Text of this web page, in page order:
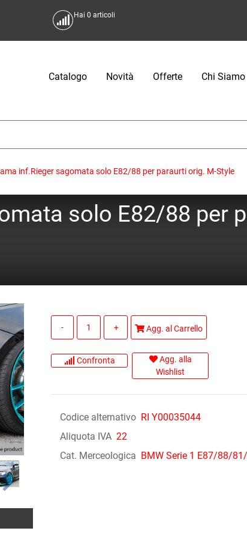
Hai0 articoli
Catalogo Novità Offerte Chi Siamo
inf.Rieger sagomata solo E82/88 per paraurti orig. M-Style
solo E82/88 per
Quantità
Agg. al Carrello
Confronta
Agg. alla
Wishlist
Codice alternativo RI Y00035044
Aliquota IVA 22
Cat. Merceologica BMW Serie 1 E87/88/